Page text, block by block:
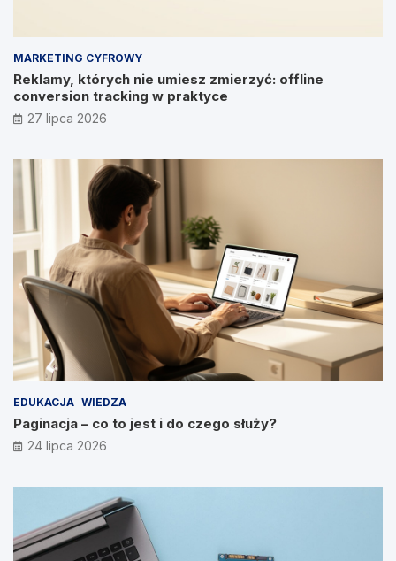
MARKETING CYFROWY
Reklamy, których nie umiesz zmierzyć: offline
conversion tracking w praktyce
27 lipca 2026
EDUKACJA WIEDZA
Paginacja – co to jest i do czego służy?
24 lipca 2026